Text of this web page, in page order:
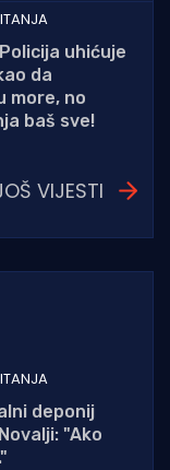
Policija uhićuje
da
more, no
baš sve!
VIJESTI
deponij
"Ako